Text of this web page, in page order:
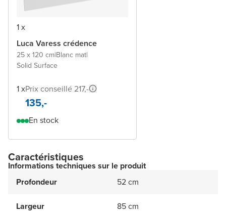
1 x
Luca Varess crédence
25 x 120 cm|Blanc mat|
Solid Surface
1 xPrix conseillé 217,-
135,-
En stock
Caractéristiques
Informations techniques sur le produit
Profondeur
52 cm
Largeur 85 cm